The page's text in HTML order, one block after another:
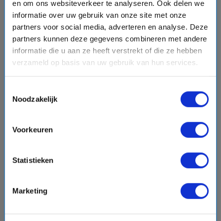
en om ons websiteverkeer te analyseren. Ook delen we
informatie over uw gebruik van onze site met onze
partners voor social media, adverteren en analyse. Deze
partners kunnen deze gegevens combineren met andere
informatie die u aan ze heeft verstrekt of die ze hebben
verzameld op basis van uw gebruik van hun services.
Noodzakelijk
Voorkeuren
Statistieken
Marketing
Silver Nova
Silversea Cruises
van: 13-09-2026 - Tot: 20-09-2026
schedule Oost-Middellandse Zee
Vaarroute:Athene, Gythion, Katakolon, Souda, Fira
#Luxe cruises